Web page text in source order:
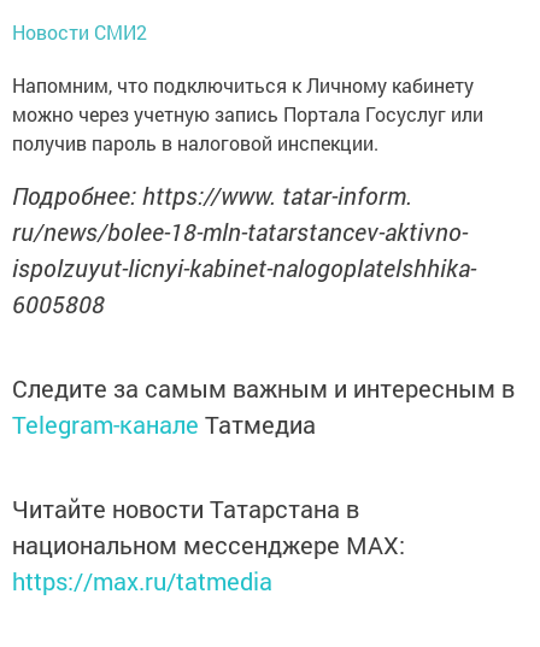
Новости СМИ2
Напомним, что подключиться к Личному кабинету
можно через учетную запись Портала Госуслуг или
получив пароль в налоговой инспекции.
Подробнее: https://www. tatar-inform.
ru/news/bolee-18-mln-tatarstancev-aktivno-
ispolzuyut-licnyi-kabinet-nalogoplatelshhika-
6005808
Следите за самым важным и интересным в
Telegram-канале Татмедиа
Читайте новости Татарстана в
национальном мессенджере MАХ:
https://max.ru/tatmedia